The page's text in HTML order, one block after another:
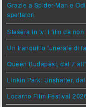
Grazie a Spider-Man e
spettatori
Stasera in tv: i film da
Un tranquillo funerale di
Queen Budapest, dal 7
Linkin Park: Unshatter,
Locarno Film Festival